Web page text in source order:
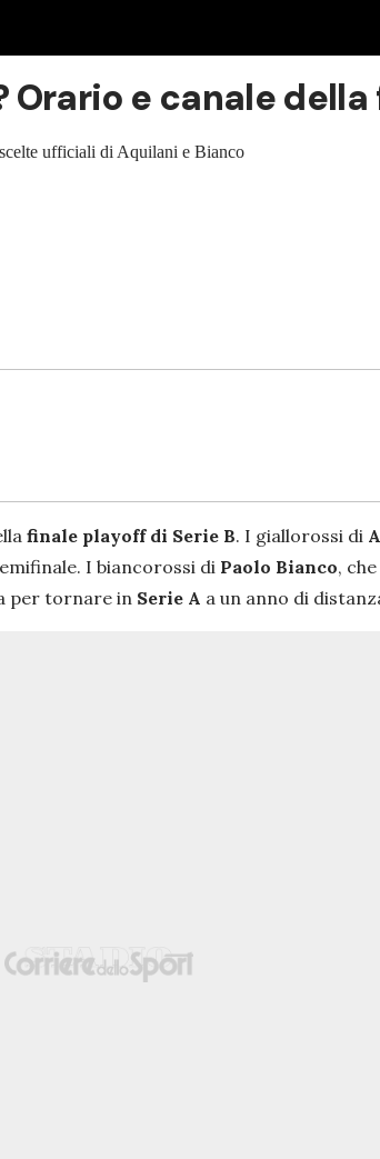
e canale
ufficiali di Aquilani e Bianco
finale playoff di Serie B. I giallorossi di
I biancorossi di Paolo Bianco,
per tornare in Serie A a un anno di